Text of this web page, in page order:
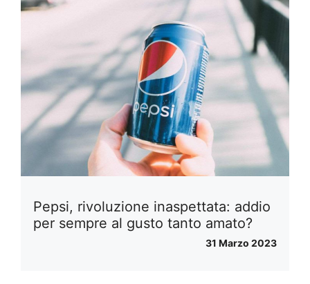
Pepsi, rivoluzione inaspettata: addio
per sempre al gusto tanto amato?
31 Marzo 2023